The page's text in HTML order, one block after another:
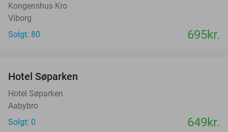
Kongenshus Kro
Viborg
Solgt: 80
695kr.
Hotel Søparken
Hotel Søparken
Aabybro
Solgt: 0
649kr.